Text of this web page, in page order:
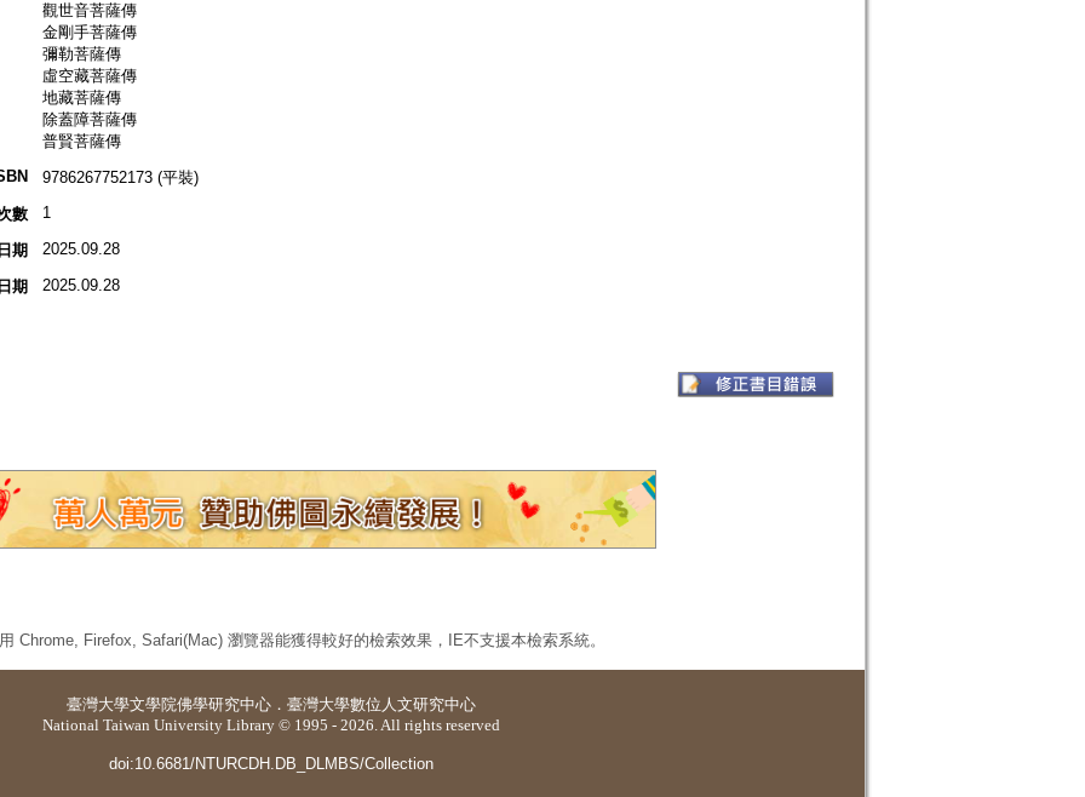
觀世音菩薩傳
金剛手菩薩傳
彌勒菩薩傳
虛空藏菩薩傳
地藏菩薩傳
除蓋障菩薩傳
普賢菩薩傳
9786267752173 (平裝)
數
1
期 2025.09.28
期 2025.09.28
Chrome, Firefox, Safari(Mac) 瀏覽器能獲得較好的檢索效果，IE不支援本檢索系統。
臺灣大學文學院佛學研究中心 ． 臺灣大學數位人文研究中心
National Taiwan University Library © 1995 - 2026. All rights reserved
doi:10.6681/NTURCDH.DB_DLMBS/Collection